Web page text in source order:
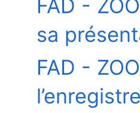
FAD -
sa
FAD -